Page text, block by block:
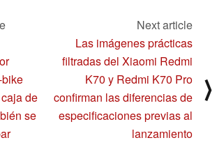
de
se
Next article
Las imágenes prácticas
filtradas del Xiaomi Redmi
K70 y Redmi K70 Pro
confirman las diferencias de
especificaciones previas al
lanzamiento
⟩